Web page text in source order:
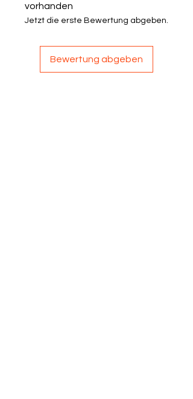
vorhanden
Jetzt die erste Bewertung abgeben.
Bewertung abgeben